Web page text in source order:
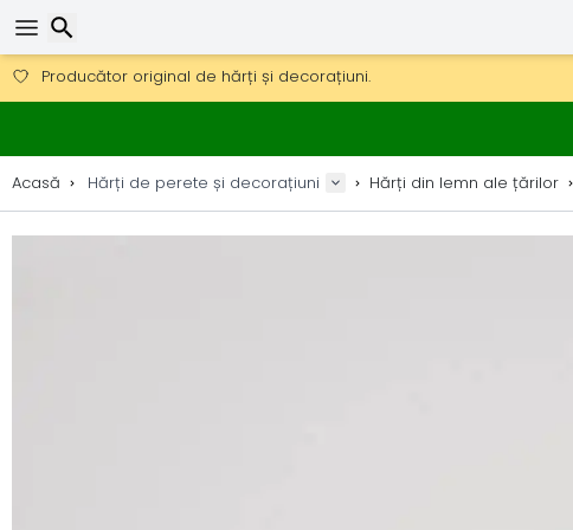
Obțineți transport gratuit la comenzi peste 290 lei.
DHL Express peste noapte, de asemenea, disponibil.
Acasă Hărți de perete și decorațiuni Hărți din lemn ale țărilor